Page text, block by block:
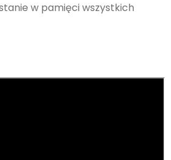
w pamięci wszystkich